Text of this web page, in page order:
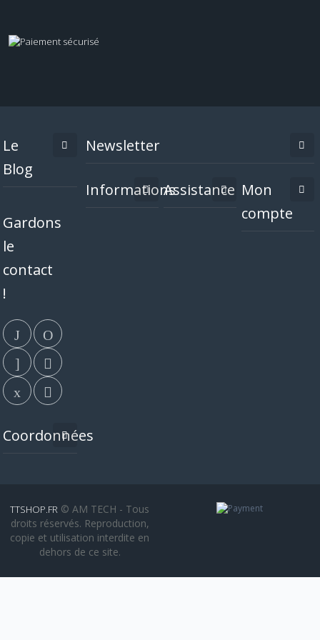
Le
Blog
Gardons
le
contact
!
Coordonnées
Newsletter
InformationsAssistance Mon
compte
TTSHOP.FR © AM TECH - Tous
droits réservés. Reproduction,
copie et utilisation interdite en
dehors de ce site.